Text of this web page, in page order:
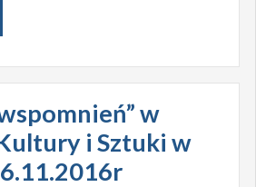
w
i Sztuki w